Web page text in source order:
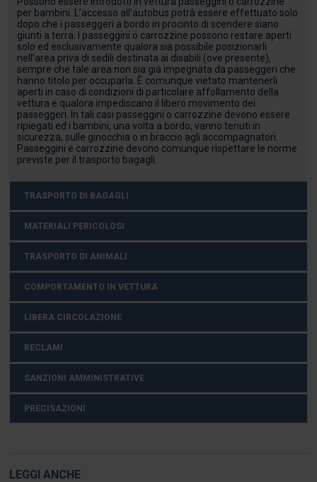
per bambini. L’accesso all’autobus potrà essere effettuato solo
dopo che i passeggeri a bordo in procinto di scendere siano
giunti a terra. I passeggini o carrozzine possono restare aperti
solo ed esclusivamente qualora sia possibile posizionarli
nell’area priva di sedili destinata ai disabili (ove presente),
sempre che tale area non sia già impegnata da passeggeri che
hanno titolo per occuparla. È comunque vietato mantenerli
aperti in caso di condizioni di particolare affollamento della
vettura e qualora impediscano il libero movimento dei
passeggeri. In tali casi passeggini o carrozzine devono essere
ripiegati ed i bambini, una volta a bordo, vanno tenuti in
sicurezza, sulle ginocchia o in braccio agli accompagnatori.
Passeggini e carrozzine devono comunque rispettare le norme
previste per il trasporto bagagli.
TRASPORTO DI BAGAGLI
MATERIALI PERICOLOSI
TRASPORTO DI ANIMALI
COMPORTAMENTO IN VETTURA
LIBERA CIRCOLAZIONE
RECLAMI
SANZIONI AMMINISTRATIVE
PRECISAZIONI
LEGGI ANCHE